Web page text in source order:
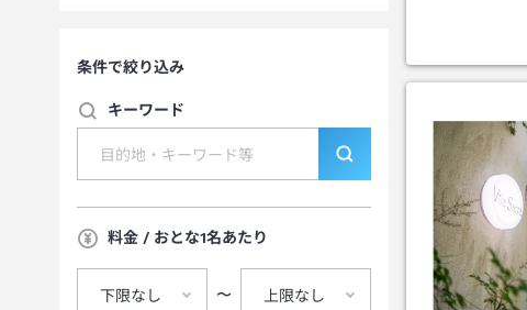
条件で絞り込み
キーワード
料金 / おとな1名あたり
下限なし 〜 上限なし